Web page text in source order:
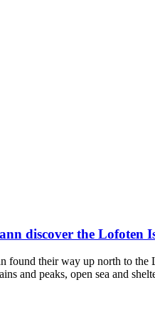
discover the Lofoten
found their way up north to
and peaks, open sea and